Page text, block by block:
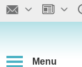
Menu